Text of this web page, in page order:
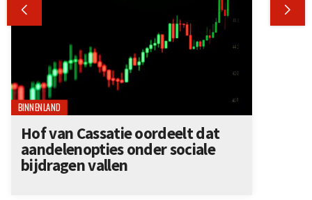
 
BINNENLAND
Hof van Cassatie oordeelt dat
aandelenopties onder sociale
bijdragen vallen